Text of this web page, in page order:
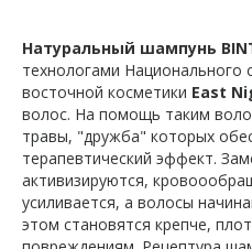
Натуральный шампунь
технологами Национального
восточной косметики East
волос. На помощь таким
травы, "дружба" которых
терапевтический эффект.
активизируются,
усиливается, а волосы
этом становятся крепче,